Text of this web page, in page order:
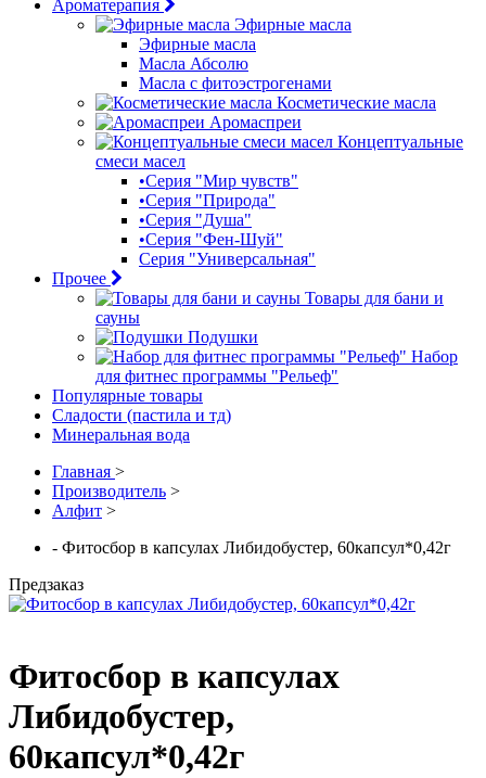
Ароматерапия
Эфирные масла
Эфирные масла
Масла Абсолю
Масла с фитоэстрогенами
Косметические масла
Аромаспреи
Концептуальные
смеси масел
•Серия "Мир чувств"
•Серия "Природа"
•Серия "Душа"
•Серия "Фен-Шуй"
Серия "Универсальная"
Прочее
Товары для бани и
сауны
Подушки
Набор
для фитнес программы "Рельеф"
Популярные товары
Сладости (пастила и тд)
Минеральная вода
Главная >
Производитель >
Алфит >
- Фитосбор в капсулах Либидобустер, 60капсул*0,42г
Предзаказ
Фитосбор в капсулах
Либидобустер,
60капсул*0,42г